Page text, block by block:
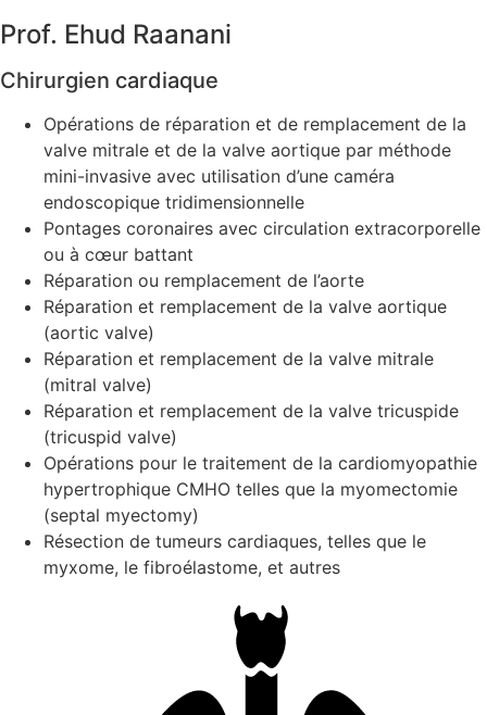
Prof. Ehud Raanani
Chirurgien cardiaque
Opérations de réparation et de remplacement de la
valve mitrale et de la valve aortique par méthode
mini-invasive avec utilisation d’une caméra
endoscopique tridimensionnelle
Pontages coronaires avec circulation
ou à cœur battant
Réparation ou remplacement de l’aorte
Réparation et remplacement de la valve aortique
(aortic valve)
Réparation et remplacement de la valve mitrale
(mitral valve)
Réparation et remplacement de la valve tricuspide
(tricuspid valve)
Opérations pour le traitement de la cardiomyopathie
hypertrophique CMHO telles que la myomectomie
(septal myectomy)
Résection de tumeurs cardiaques, telles que le
myxome, le fibroélastome, et autres